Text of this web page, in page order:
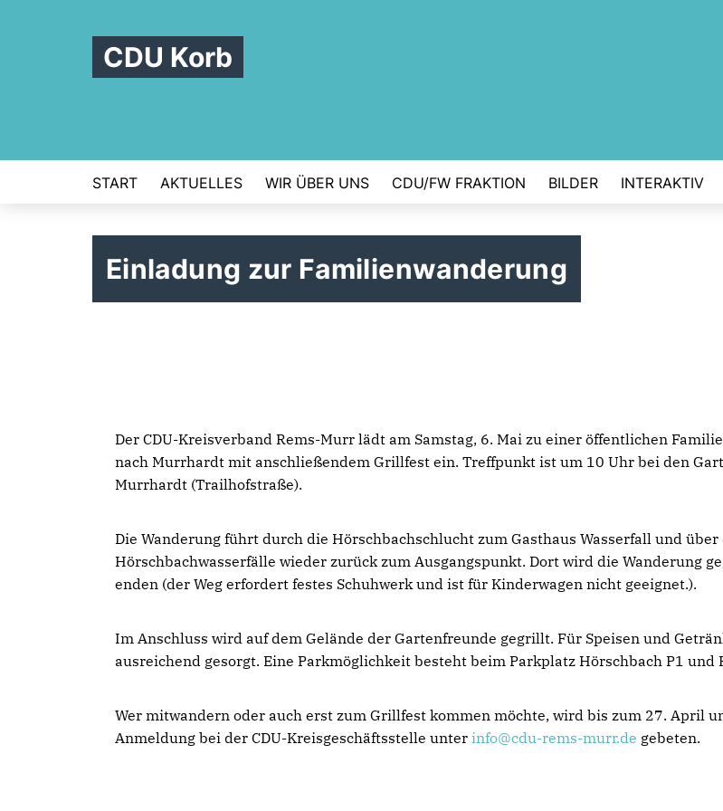
CDU Korb
START AKTUELLES WIR ÜBER UNS CDU/FW FRAKTION BILDER INTERAKTIV
Einladung zur Familienwanderung
Der CDU-Kreisverband Rems-Murr lädt am Samstag, 6. Mai zu einer öffentlichen
nach Murrhardt mit anschließendem Grillfest ein. Treffpunkt ist um 10 Uhr bei den
Murrhardt (Trailhofstraße).
Die Wanderung führt durch die Hörschbachschlucht zum Gasthaus Wasserfall und über
Hörschbachwasserfälle wieder zurück zum Ausgangspunkt. Dort wird die Wanderung
enden (der Weg erfordert festes Schuhwerk und ist für Kinderwagen nicht geeignet.).
Im Anschluss wird auf dem Gelände der Gartenfreunde gegrillt. Für Speisen und
ausreichend gesorgt. Eine Parkmöglichkeit besteht beim Parkplatz Hörschbach P1 und
Wer mitwandern oder auch erst zum Grillfest kommen möchte, wird bis zum 27. April
Anmeldung bei der CDU-Kreisgeschäftsstelle unter info@cdu-rems-murr.de gebeten.